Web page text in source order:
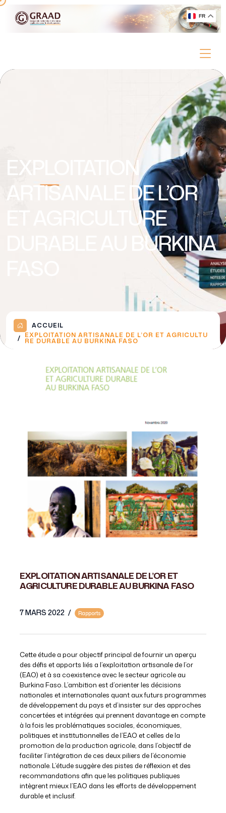
EXPLOITATION
ARTISANALE DE L’OR
ET AGRICULTURE
DURABLE AU BURKINA
ACCUEIL
EXPLOITATION ARTISANALE DE L’OR ET AGRICULTU
RE DURABLE AU BURKINA FASO
EXPLOITATION ARTISANALE DE L’OR ET
AGRICULTURE DURABLE AU BURKINA FASO
7 MARS 2022 / Rapports
Cette étude a pour objectif principal de fournir un aperçu
des défis et apports liés a l’exploitation artisanale de l’or
(EAO) et à sa coexistence avec le secteur agricole au
Burkina Faso. L’ambition est d’orienter les décisions
nationales et internationales quant aux futurs programmes
de développement du pays et d’insister sur des approches
concertées et intégrées qui prennent davantage en compte
à la fois les problématiques sociales, économiques,
politiques et institutionnelles de l’EAO et celles de la
promotion de la production agricole, dans l’objectif de
faciliter l’intégration de ces deux piliers de l’économie
nationale. L’étude suggère des pistes de réflexion et des
recommandations afin que les politiques publiques
intègrent mieux l’EAO dans les efforts de développement
durable et inclusif.
FR